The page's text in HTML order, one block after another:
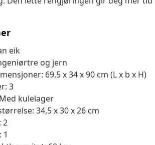
eik
og jern
69,5 x 34 x 90 cm (L x b x H)
3
kulelager
34,5 x 30 x 26 cm
2
1